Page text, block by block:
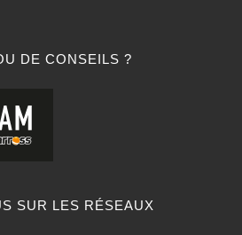
DE CONSEILS ?
SUR LES RÉSEAUX